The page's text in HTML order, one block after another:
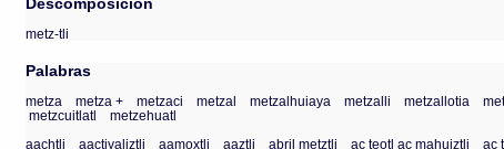
Descomposición
metz-tli
Palabras
metza metza + metzaci metzal metzalhuiaya metzalli metzallotia
metzcuitlatl
metzehuatl
aachtli
aactiyaliztli aamoxtli aaztli abril metztli ac teotl ac mahuiztli ac